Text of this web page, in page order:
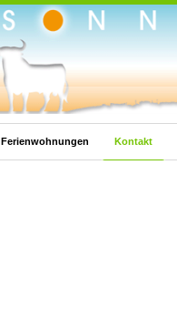
Ferienwohnungen Kontakt